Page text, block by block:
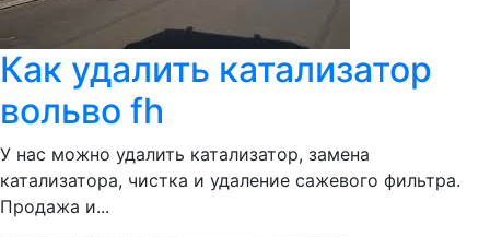
Как удалить катализатор
вольво fh
У нас можно удалить катализатор, замена
катализатора, чистка и удаление сажевого фильтра.
Продажа и...